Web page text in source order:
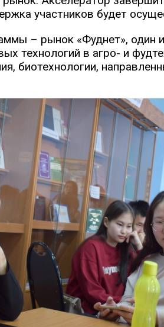
участников будет
– рынок «Фуднет», один
технологий в агро- и
биотехнологии,